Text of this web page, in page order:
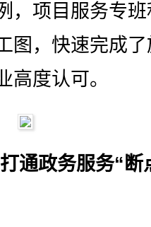
，项目服务专
图，快速完成
高度认可。
通政务服务“断